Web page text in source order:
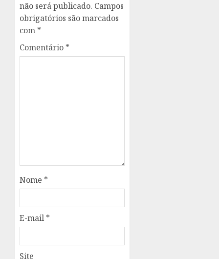
não será publicado. Campos
obrigatórios são marcados
com *
Comentário *
Nome *
E-mail *
Site